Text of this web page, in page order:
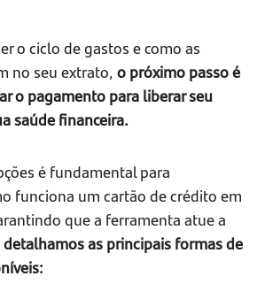
o ciclo de gastos e como as
no seu extrato, o próximo passo é
o pagamento para liberar seu
saúde financeira.
é fundamental para
funciona um cartão de crédito em
que a ferramenta atue a
detalhamos as principais formas de